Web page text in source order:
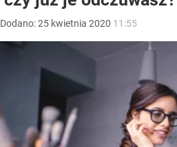
Dodano:25 kwietnia 2020 11:55